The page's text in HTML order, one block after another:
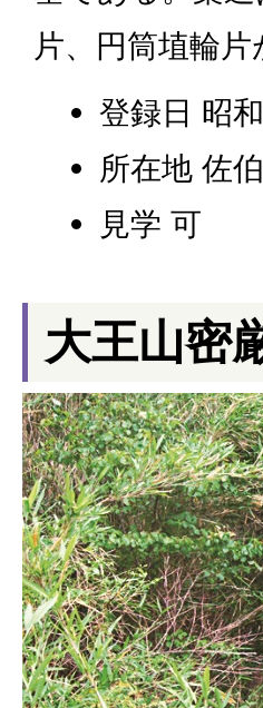
片、円筒埴輪
登録日 昭
所在地 佐伯
見学 可
大王山密